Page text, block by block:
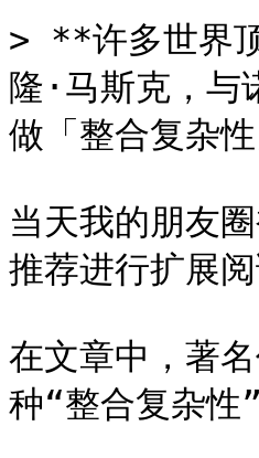
> **许多世界
隆·马斯克，与
做「整合复杂
当天我的朋友
推荐进行扩展阅
在文章中，著
种“整合复杂性